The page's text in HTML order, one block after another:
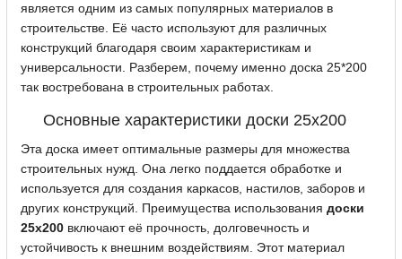
является одним из самых популярных материалов в
строительстве. Её часто используют для различных
конструкций благодаря своим характеристикам и
универсальности. Разберем, почему именно доска 25*200
так востребована в строительных работах.
Основные характеристики доски 25x200
Эта доска имеет оптимальные размеры для множества
строительных нужд. Она легко поддается обработке и
используется для создания каркасов, настилов, заборов и
других конструкций. Преимущества использования доски
25x200 включают её прочность, долговечность и
устойчивость к внешним воздействиям. Этот материал